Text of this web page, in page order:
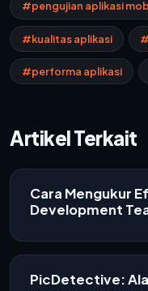
#pengujian aplikasi
#kualitas aplikasi
#performa aplikasi
Artikel Terkait
Cara Mengukur
Development
PicDetective: